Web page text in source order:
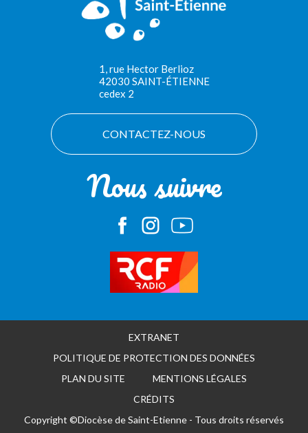
1, rue Hector Berlioz
42030 SAINT-ÉTIENNE
cedex 2
Nous suivre
CONTACTEZ-NOUS
EXTRANET
POLITIQUE DE PROTECTION DES DONNÉES
PLAN DU SITE
MENTIONS LÉGALES
CRÉDITS
Copyright ©Diocèse de Saint-Etienne - Tous droits réservés